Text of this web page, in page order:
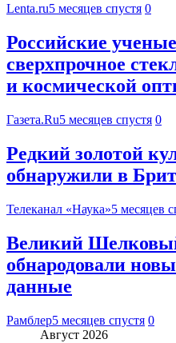
Lenta.ru5 месяцев спустя 0
Российские
сверхпрочное
и космической
Газета.Ru5 месяцев спустя 0
Редкий золотой
обнаружили в
Телеканал «Наука»5 месяцев
Великий
обнародовали
данные
Рамблер5 месяцев спустя 0
Август 2026